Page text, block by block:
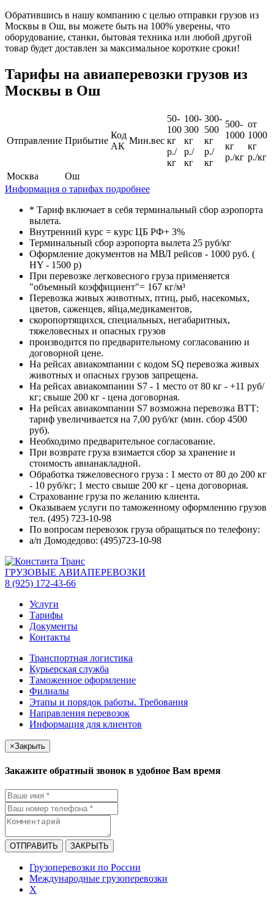
Обратившись в нашу компанию с целью отправки грузов из
Москвы в Ош, вы можете быть на 100% уверены, что
оборудование, станки, бытовая техника или любой другой
товар будет доставлен за максимальное короткие сроки!
Тарифы на авиаперевозки грузов из
Москвы в Ош
Отправление Прибытие
Код
АК
Мин.вес
50-
100
кг
р./
кг
100-
300
кг
р./
кг
300-
500
кг
р./
кг
500-
1000
кг
р./кг
от
1000
кг
р./кг
Москва
Ош
Информация о тарифах подробнее
* Тариф включает в себя терминальный сбор аэропорта
вылета.
Внутренний курс = курс ЦБ РФ+ 3%
Терминальный сбор аэропорта вылета 25 руб/кг
Оформление документов на МВЛ рейсов - 1000 руб. (
HY - 1500 р)
При перевозке легковесного груза применяется
"объемный коэффициент"= 167 кг/м³
Перевозка живых животных, птиц, рыб, насекомых,
цветов, саженцев, яйца,медикаментов,
скоропортящихся, специальных, негабаритных,
тяжеловесных и опасных грузов
производится по предварительному согласованию и
договорной цене.
На рейсах авиакомпании с кодом SQ перевозка живых
животных и опасных грузов запрещена.
На рейсах авиакомпании S7 - 1 место от 80 кг - +11 руб/
кг; свыше 200 кг - цена договорная.
На рейсах авиакомпании S7 возможна перевозка ВТТ:
тариф увеличивается на 7,00 руб/кг (мин. сбор 4500
руб).
Необходимо предварительное согласование.
При возврате груза взимается сбор за хранение и
стоимость авианакладной.
Обработка тяжеловесного груза : 1 место от 80 до 200 кг
- 10 руб/кг; 1 место свыше 200 кг - цена договорная.
Страхование груза по желанию клиента.
Оказываем услуги по таможенному оформлению грузов
тел. (495) 723-10-98
По вопросам перевозок груза обращаться по телефону:
а/п Домодедово: (495)723-10-98
ГРУЗОВЫЕ АВИАПЕРЕВОЗКИ
8 (925) 172-43-66
Услуги
Тарифы
Документы
Контакты
Транспортная логистика
Курьерская служба
Таможенное оформление
Филиалы
Этапы и порядок работы. Требования
Направления перевозок
Информация для клиентов
×Закрыть
Закажите обратный звонок в удобное Вам время
ОТПРАВИТЬ ЗАКРЫТЬ
Грузоперевозки по России
Международные грузоперевозки
X